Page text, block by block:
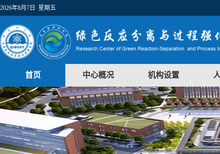
2026年8月7日 星期五
首页 中心概况 机构设置